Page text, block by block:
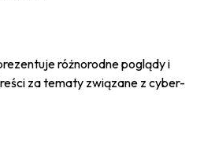
różnorodne poglądy i
za tematy związane z cyber-